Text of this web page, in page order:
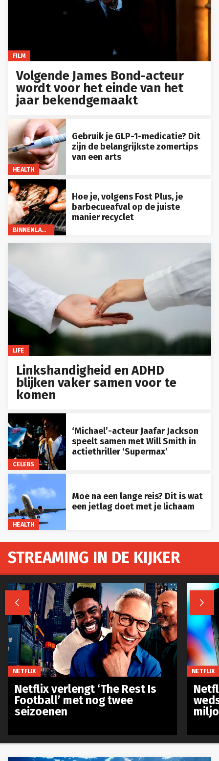
FILM
Volgende James Bond-acteur
wordt voor het einde van het
jaar bekendgemaakt
HEALTH
Gebruik je GLP-1-medicatie? Dit
zijn de belangrijkste zomertips
van een arts
BINNENLAND
Hoe je, volgens Fost Plus, je
barbecueafval op de juiste
manier recyclet
LIFE
Linkshandigheid en ADHD
blijken vaker samen voor te
komen
CELEBS
‘Michael’-acteur Jaafar Jackson
speelt samen met Will Smith in
actiethriller ‘Supermax’
HEALTH
Moe na een lange reis? Dit is wat
een jetlag doet met je lichaam
STREAMING IN DE KIJKER
 
NETFLIX
Netflix verlengt ‘The Rest Is
Football’ met nog twee
seizoenen
NETFLIX